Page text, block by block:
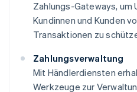
Zahlungs-Gateways, um
Kundinnen und Kunden
Transaktionen zu
Zahlungsverwaltung
Mit Händlerdiensten
Werkzeuge zur